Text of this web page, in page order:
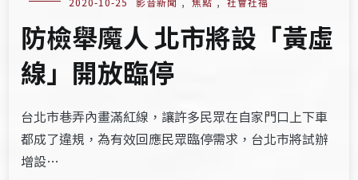
防檢舉魔人 北市將設「黃虛
線」開放臨停
台北市巷弄內畫滿紅線，讓許多民眾在自家門口上下車
都成了違規，為有效回應民眾臨停需求，台北市將試辦
增設…